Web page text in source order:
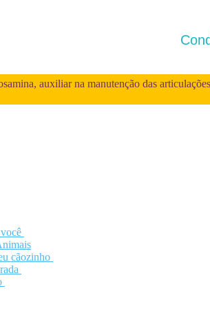
auxiliar na manutenção das
cãozinho